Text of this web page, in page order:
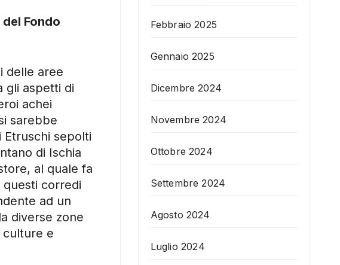
Fondo
delle aree
gli aspetti di
achei
sarebbe
Etruschi sepolti
di Ischia
al quale fa
questi corredi
ad un
diverse zone
culture e
Febbraio 2025
Gennaio 2025
Dicembre 2024
Novembre 2024
Ottobre 2024
Settembre 2024
Agosto 2024
Luglio 2024